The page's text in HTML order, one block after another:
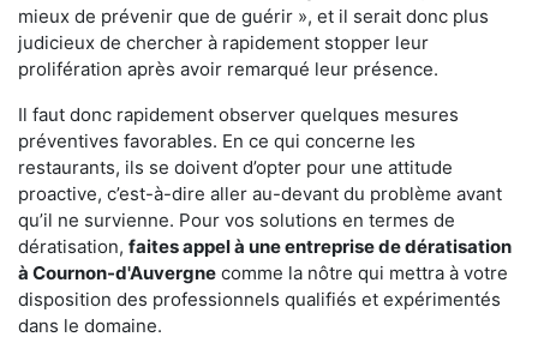
mieux de prévenir que de guérir », et il serait donc plus
judicieux de chercher à rapidement stopper leur
prolifération après avoir remarqué leur présence.
Il faut donc rapidement observer quelques mesures
préventives favorables. En ce qui concerne les
restaurants, ils se doivent d’opter pour une attitude
proactive, c’est-à-dire aller au-devant du problème avant
qu’il ne survienne. Pour vos solutions en termes de
dératisation, faites appel à une entreprise de dératisation
à Cournon-d'Auvergne comme la nôtre qui mettra à votre
disposition des professionnels qualifiés et expérimentés
dans le domaine.